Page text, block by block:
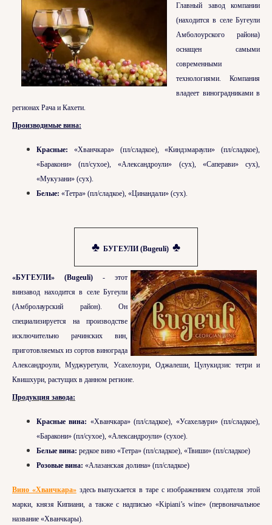
Главный завод компании
(находится в селе Бугеули
Амболоурского района)
оснащен самыми
современными
технологиями. Компания
владеет виноградниками в
регионах Рача и Кахети.
Производимые вина:
Красные: «Хванчкара» (пл/сладкое), «Киндзмараули» (пл/сладкое),
«Баракони» (пл/сухое), «Александроули» (сух), «Саперави» сух),
«Мукузани» (сух).
Белые: «Тетра» (пл/сладкое), «Цинандали» (сух).
♣ БУГЕУЛИ (Bugeuli) ♣
«БУГЕУЛИ» (Bugeuli) - этот
винзавод находится в селе Бугеули
(Амбролаурский район). Он
специализируется на производстве
исключительно рачинских вин,
приготовляемых из сортов винограда
Александроули, Муджуретули, Усахелоури, Оджалеши, Цулукидзис тетри и
Квишхури, растущих в данном регионе.
Продукция завода:
Красные вина: «Хванчкара» (пл/сладкое), «Усахелаури» (пл/сладкое),
«Баракони» (пл/сухое), «Александроули» (сухое).
Белые вина: редкое вино «Тетра» (пл/сладкое), «Твиши» (пл/сладкое)
Розовые вина: «Алазанская долина» (пл/сладкое)
Вино «Хванчкара»здесь выпускается в таре с изображением создателя этой
марки, князя Кипиани, а также с надписью «Kipiani’s wine» (первоначальное
название «Хванчкары).